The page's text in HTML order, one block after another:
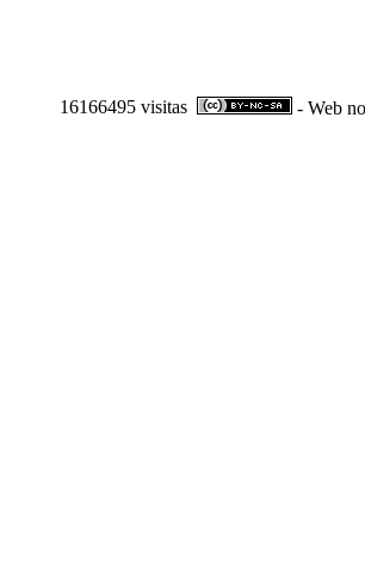
16166495 visitas
- Web